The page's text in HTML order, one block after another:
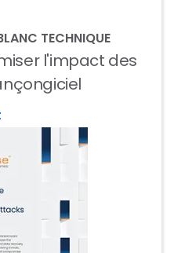
TECHNIQUE
l'impact des